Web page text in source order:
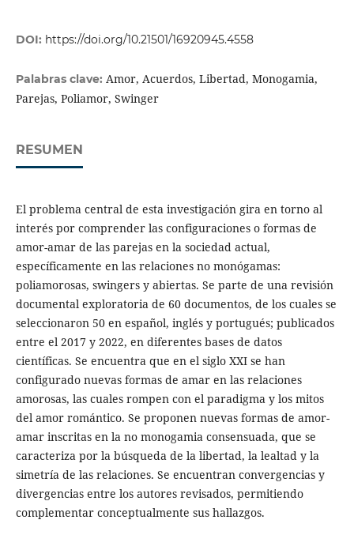
DOI: https://doi.org/10.21501/16920945.4558
Palabras clave: Amor, Acuerdos, Libertad, Monogamia,
Parejas, Poliamor, Swinger
RESUMEN
El problema central de esta investigación gira en torno al
interés por comprender las configuraciones o formas de
amor-amar de las parejas en la sociedad actual,
específicamente en las relaciones no monógamas:
poliamorosas, swingers y abiertas. Se parte de una revisión
documental exploratoria de 60 documentos, de los cuales se
seleccionaron 50 en español, inglés y portugués; publicados
entre el 2017 y 2022, en diferentes bases de datos
científicas. Se encuentra que en el siglo XXI se han
configurado nuevas formas de amar en las relaciones
amorosas, las cuales rompen con el paradigma y los mitos
del amor romántico. Se proponen nuevas formas de amor-
amar inscritas en la no monogamia consensuada, que se
caracteriza por la búsqueda de la libertad, la lealtad y la
simetría de las relaciones. Se encuentran convergencias y
divergencias entre los autores revisados, permitiendo
complementar conceptualmente sus hallazgos.